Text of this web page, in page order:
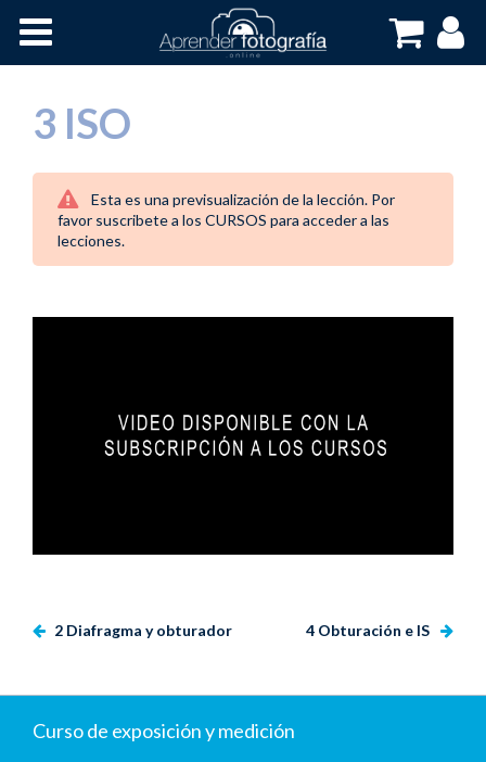
3 ISO
Esta es una previsualización de la lección. Por
favor suscribete a los CURSOS para acceder a las
lecciones.
2 Diafragma y obturador 4 Obturación e IS
Curso de exposición y medición